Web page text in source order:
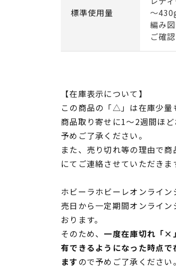
標準使用量
～
編み
ご確
【在庫表示について】
この商品の「△」は在庫少量
商品取り寄せに1～2週間ほ
予めご了承ください。
また、売り切れ等の理由で
にてご連絡させていただきま
ホビーラホビーレオンライ
売日から一定期間オンライ
おります。
そのため、 一度在庫切れ「×
有できるようになった時点
ますので予めご了承ください。